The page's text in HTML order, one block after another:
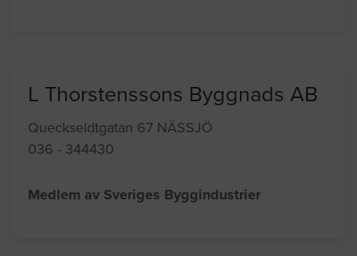
L Thorstenssons Byggnads AB
Queckseldtgatan 67 NÄSSJÖ
036 - 344430
Medlem av Sveriges Byggindustrier